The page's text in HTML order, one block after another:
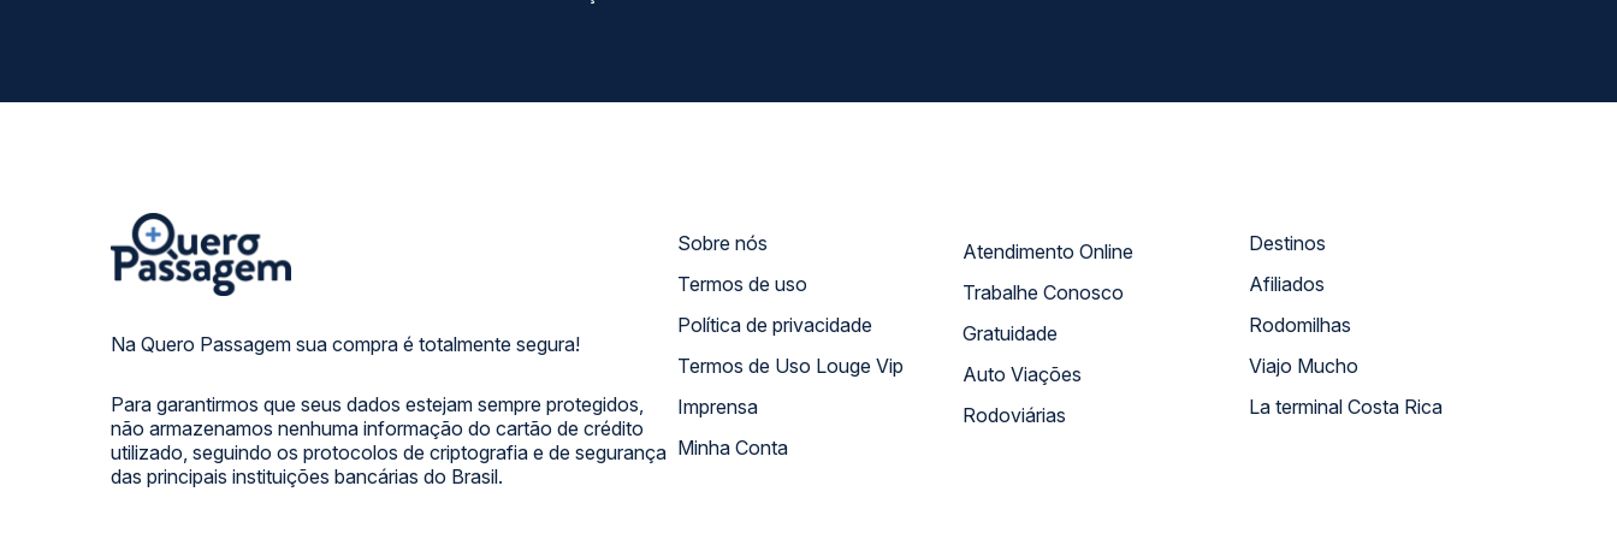
Na Quero Passagem sua compra é totalmente segura!
Para garantirmos que seus dados estejam sempre protegidos,
não armazenamos nenhuma informação do cartão de crédito
utilizado, seguindo os protocolos de criptografia e de segurança
das principais instituições bancárias do Brasil.
Sobre nós
Termos de uso
Política de privacidade
Termos de Uso Louge Vip
Imprensa
Minha Conta
Atendimento Online
Trabalhe Conosco
Gratuidade
Auto Viações
Rodoviárias
Destinos
Afiliados
Rodomilhas
Viajo Mucho
La terminal Costa Rica